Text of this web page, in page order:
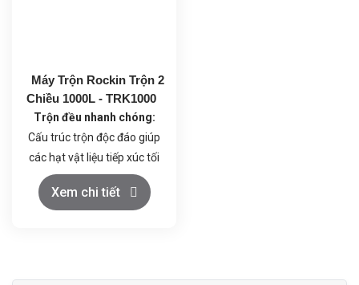
Máy Trộn Rockin Trộn 2
Chiều 1000L - TRK1000
Trộn đều nhanh chóng:
Cấu trúc trộn độc đáo giúp
các hạt vật liệu tiếp xúc tối
đa, đảm bảo hỗn hợp đồng
nhất trong thời gian ngắn.
Chất liệu cao cấp:Thùng
Xem chi tiết